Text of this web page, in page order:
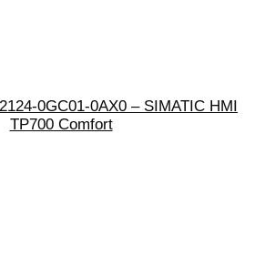
0GC01-0AX0 – SIMATIC HMI
TP700 Comfort